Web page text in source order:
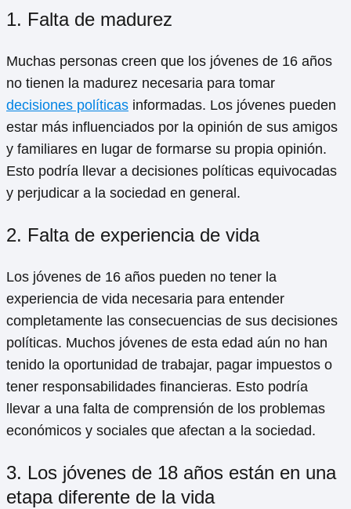
1. Falta de madurez
Muchas personas creen que los jóvenes de 16 años
no tienen la madurez necesaria para tomar
decisiones políticas informadas. Los jóvenes pueden
estar más influenciados por la opinión de sus amigos
y familiares en lugar de formarse su propia opinión.
Esto podría llevar a decisiones políticas equivocadas
y perjudicar a la sociedad en general.
2. Falta de experiencia de vida
Los jóvenes de 16 años pueden no tener la
experiencia de vida necesaria para entender
completamente las consecuencias de sus decisiones
políticas. Muchos jóvenes de esta edad aún no han
tenido la oportunidad de trabajar, pagar impuestos o
tener responsabilidades financieras. Esto podría
llevar a una falta de comprensión de los problemas
económicos y sociales que afectan a la sociedad.
3. Los jóvenes de 18 años están en una
etapa diferente de la vida